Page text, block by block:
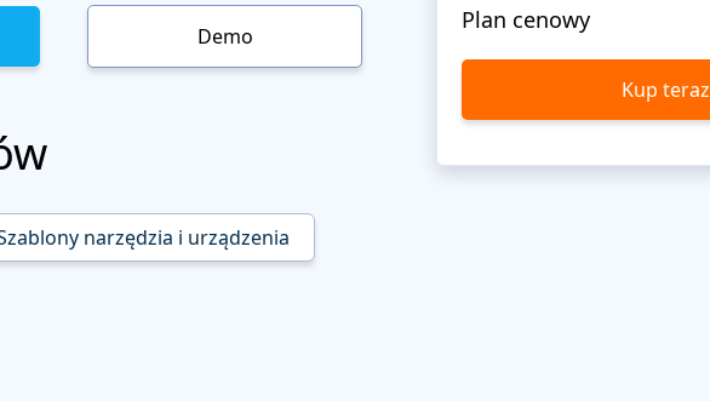
Demo
narzędzia i urządzenia
Plan cenowy
Kup teraz